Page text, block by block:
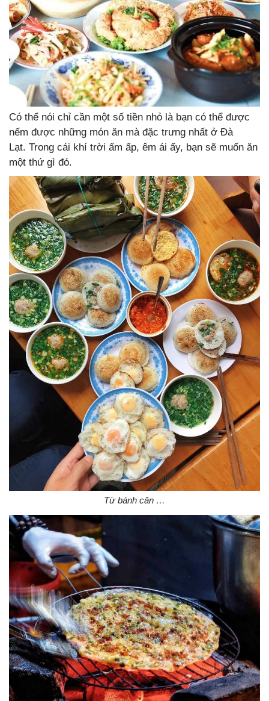
Có thể nói chỉ cần một số tiền nhỏ là bạn có thể được
nếm được những món ăn mà đặc trưng nhất ở Đà
Lạt. Trong cái khí trời ấm ấp, êm ái ấy, bạn sẽ muốn ăn
một thứ gì đó.
Từ bánh căn …